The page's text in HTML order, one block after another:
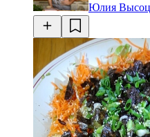
Юлия